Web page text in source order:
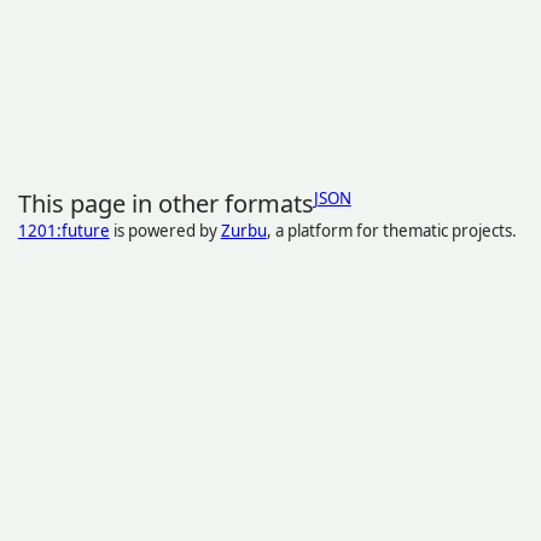
This page in other formatsJSON
1201:future is powered byZurbu, a platform for thematic projects.